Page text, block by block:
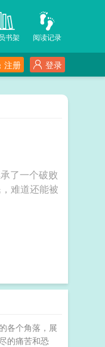
阅读记录
书架
登录
注册
了一个破败
难道还能被
各个角落，展
的痛苦和恐